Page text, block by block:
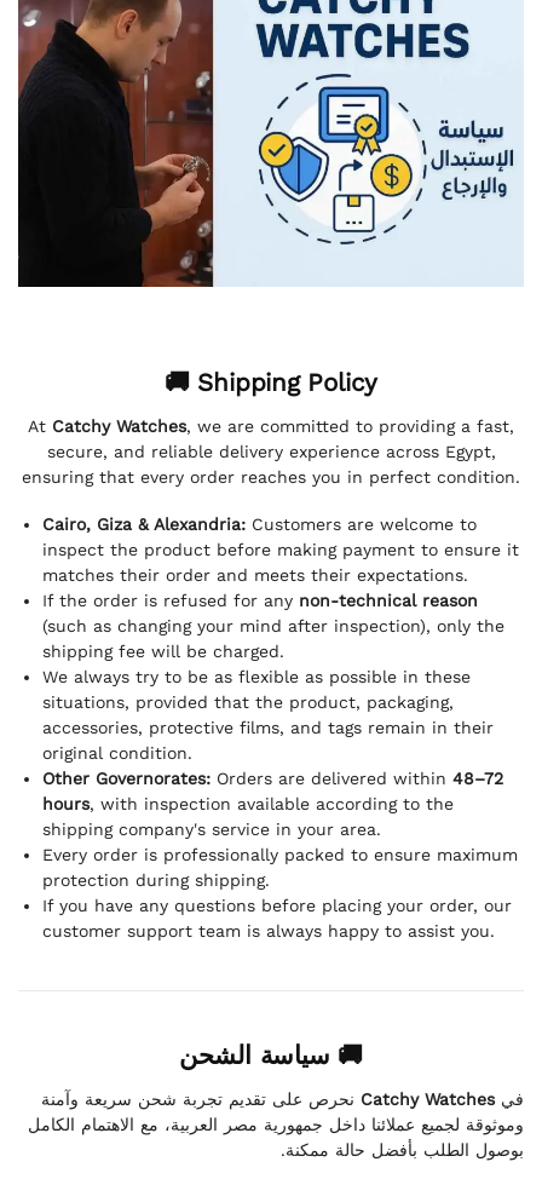
🚚 Shipping Policy
At Catchy Watches, we are committed to providing a fast,
secure, and reliable delivery experience across Egypt,
ensuring that every order reaches you in perfect condition.
Cairo, Giza & Alexandria: Customers are welcome to
inspect the product before making payment to ensure it
matches their order and meets their expectations.
If the order is refused for any non-technical reason
(such as changing your mind after inspection), only the
shipping fee will be charged.
We always try to be as flexible as possible in these
situations, provided that the product, packaging,
accessories, protective films, and tags remain in their
original condition.
Other Governorates: Orders are delivered within 48–72
hours, with inspection available according to the
shipping company's service in your area.
Every order is professionally packed to ensure maximum
protection during shipping.
If you have any questions before placing your order, our
customer support team is always happy to assist you.
🚚 سياسة الشحن
فيCatchy Watches نحرص على تقديم تجربة شحن سريعة وآمنة
وموثوقة لجميع عملائنا داخل جمهورية مصر العربية، مع الاهتمام الكامل
بوصول الطلب بأفضل حالة ممكنة.